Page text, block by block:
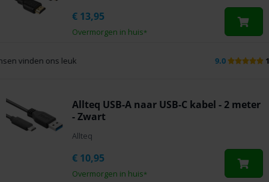
Overmorgen in huis*
€ 13,95
Allteq USB-A naar USB-C kabel - 2 meter
- Zwart
Allteq
Overmorgen in huis*
€ 10,95
9.0